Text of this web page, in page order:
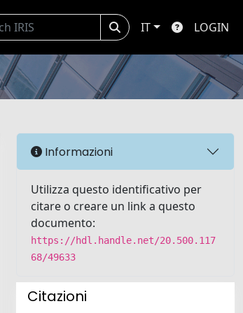
IT LOGIN
Informazioni
Utilizza questo identificativo per
citare o creare un link a questo
documento:
https://hdl.handle.net/20.500.117
68/49633
Citazioni